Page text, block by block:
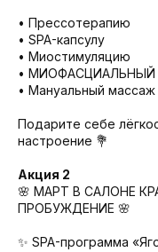
• Прессотерапию
• SPA-капсулу
• Миостимуляцию
• МИОФАСЦИАЛЬНЫЙ
• Мануальный массаж
Подарите себе
настроение 💐
Акция 2
🌸 МАРТ В САЛОНЕ
ПРОБУЖДЕНИЕ 🌸
✨ SPA-программа